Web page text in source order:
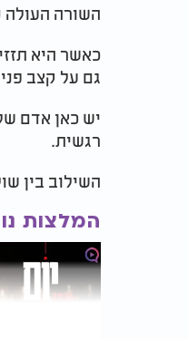
השורה העולה
כאשר היא
גם על קצב
יש כאן אדם
רגשית.
השילוב בין
המלצות